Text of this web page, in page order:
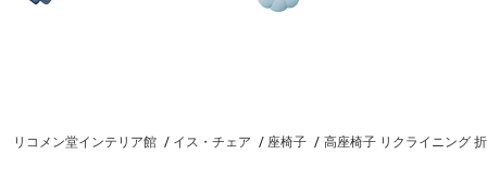
リコメン堂インテリア館 イス・チェア 座椅子 高座椅子 リクライニング